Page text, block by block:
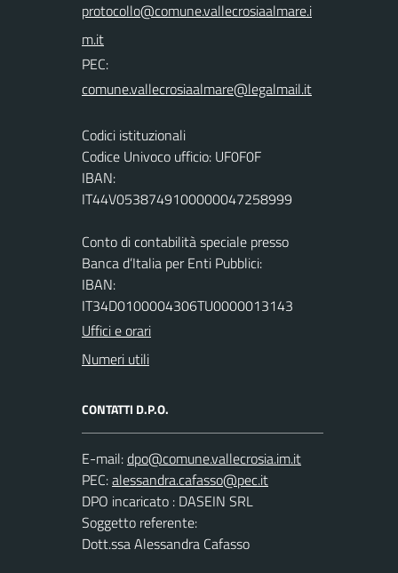
PEC:
Codici istituzionali
Codice Univoco ufficio: UF0F0F
IBAN:
IT44V0538749100000047258999
Conto di contabilità speciale presso
Banca d’Italia per Enti Pubblici:
IBAN:
IT34D0100004306TU0000013143
Uffici e orari
Numeri utili
CONTATTI D.P.O.
E-mail:
PEC:
DPO incaricato : DASEIN SRL
Soggetto referente:
Dott.ssa Alessandra Cafasso